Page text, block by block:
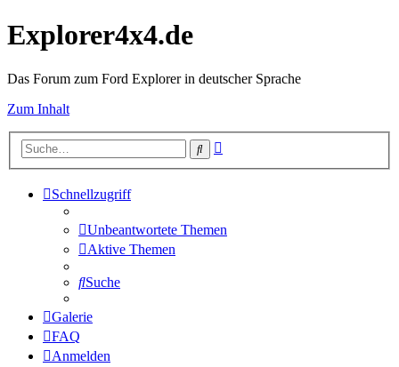
Explorer4x4.de
Das Forum zum Ford Explorer in deutscher Sprache
Zum Inhalt
Suche
Schnellzugriff
Unbeantwortete Themen
Aktive Themen
Suche
Galerie
FAQ
Anmelden